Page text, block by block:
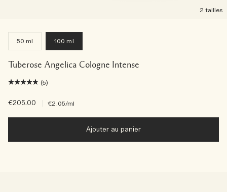
2 tailles
50 ml 100 ml
Tuberose Angelica Cologne Intense
(5)
€205.00 €2.05/ml
Ajouter au panier